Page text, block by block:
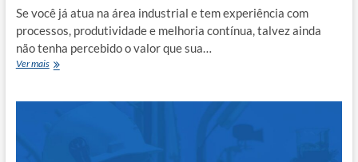
Se você já atua na área industrial e tem experiência com
processos, produtividade e melhoria contínua, talvez ainda
não tenha percebido o valor que sua…
Ver maisQuanto
Consultor